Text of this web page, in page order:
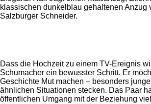
klassischen dunkelblau gehaltenen Anzug
Salzburger Schneider.
Dass die Hochzeit zu einem TV-Ereignis
Schumacher ein bewusster Schritt. Er
Geschichte Mut machen – besonders
ähnlichen Situationen stecken. Das Paar
öffentlichen Umgang mit der Beziehung